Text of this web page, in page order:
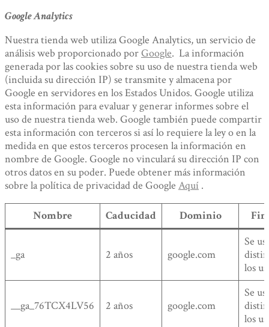
Google Analytics
Nuestra tienda web utiliza Google Analytics, un servicio de
análisis web proporcionado porGoogle. La información
generada por las cookies sobre su uso de nuestra tienda web
(incluida su dirección IP) se transmite y almacena por
Google en servidores en los Estados Unidos. Google utiliza
esta información para evaluar y generar informes sobre el
uso de nuestra tienda web. Google también puede compartir
esta información con terceros si así lo requiere la ley o en la
medida en que estos terceros procesen la información en
nombre de Google. Google no vinculará su dirección IP con
otros datos en su poder. Puede obtener más información
sobre la política de privacidad de Google Aquí .
Nombre Caducidad Dominio
_ga 2 años google.com
Se
los
__ga_76TCX4LV56 2 años google.com
Se
los